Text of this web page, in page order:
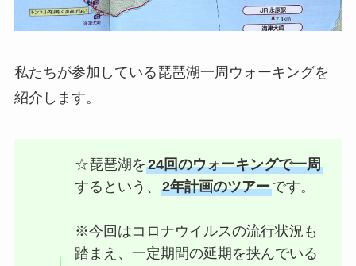
私たちが参加している琵琶湖一周ウォーキングを
紹介します。
☆琵琶湖を24回のウォーキングで一周
するという、2年計画のツアーです。
※今回はコロナウイルスの流行状況も
踏まえ、一定期間の延期を挟んでいる